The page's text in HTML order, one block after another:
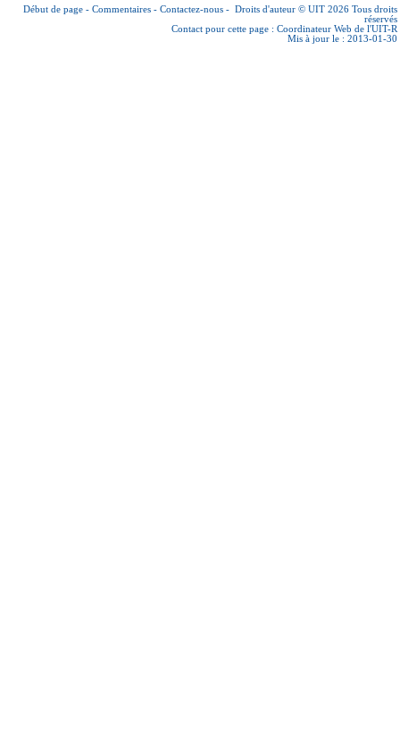
Début de page - Commentaires - Contactez-nous - Droits d'auteur © UIT 2026 Tous droits
réservés
Contact pour cette page : Coordinateur Web de l'UIT-R
Mis à jour le : 2013-01-30